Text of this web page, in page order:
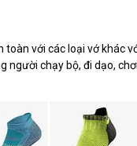
với các loại vớ khác
người chạy bộ, đi dạo,